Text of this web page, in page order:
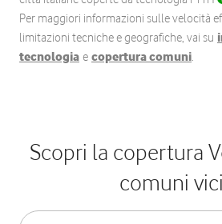
Per maggiori informazioni sulle velocità
limitazioni tecniche e geografiche, vai su
tecnologia e copertura comuni.
Scopri la copertura
comuni